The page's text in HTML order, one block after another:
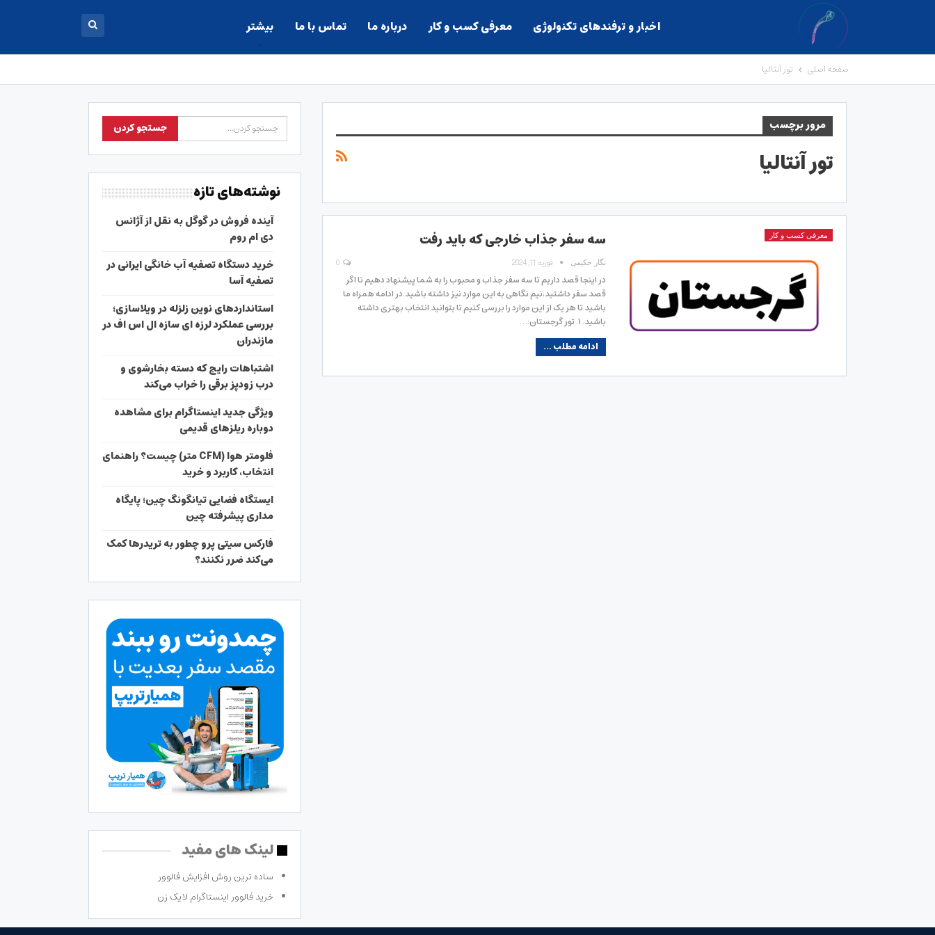
اخبار و ترفندهای تکنولوژی معرفی کسب و کار درباره ما تماس با ما بیشتر
صفحه اصلی تور آنتالیا
مرور برچسب
تور آنتالیا
معرفی کسب و کار سه سفر جذاب خارجی که باید رفت
نگار حکیمی فوریه 11, 2024
در اینجا قصد داریم تا سه سفر جذاب و محبوب را به شما پیشنهاد دهیم تا اگر
قصد سفر داشتید،نیم نگاهی به این موارد نیز داشته باشید.در ادامه همراه ما
باشید تا هر یک از این موارد را بررسی کنیم تا بتوانید انتخاب بهتری داشته
باشید. ۱. تور گرجستان:…
ادامه مطلب ...
نوشته‌های تازه
آینده فروش در گوگل به نقل از آژانس
دی ام روم
خرید دستگاه تصفیه آب خانگی ایرانی در
تصفیه آسا
استانداردهای نوین زلزله در ویلاسازی؛
بررسی عملکرد لرزه ای سازه ال اس اف در
مازندران
اشتباهات رایج که دسته بخارشوی و
درب زودپز برقی را خراب می‌کند
ویژگی جدید اینستاگرام برای مشاهده
دوباره ریلزهای قدیمی
فلومتر هوا (CFM متر) چیست؟ راهنمای
انتخاب، کاربرد و خرید
ایستگاه فضایی تیانگونگ چین؛ پایگاه
مداری پیشرفته چین
فارکس سیتی پرو چطور به تریدرها کمک
می‌کند ضرر نکنند؟
لینک های مفید
ساده ترین روش افزایش فالوور
خرید فالوور اینستاگرام لایک زن